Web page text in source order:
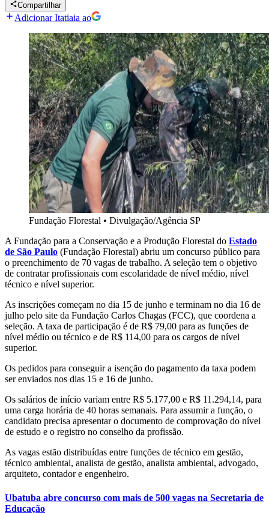
Compartilhar
Adicionar Itatiaia ao
Fundação Florestal • Divulgação/Agência SP
A Fundação para a Conservação e a Produção Florestal do Estado
de São Paulo (Fundação Florestal) abriu um concurso público para
o preenchimento de 70 vagas de trabalho. A seleção tem o objetivo
de contratar profissionais com escolaridade de nível médio, nível
técnico e nível superior.
As inscrições começam no dia 15 de junho e terminam no dia 16 de
julho pelo site da Fundação Carlos Chagas (FCC), que coordena a
seleção. A taxa de participação é de R$ 79,00 para as funções de
nível médio ou técnico e de R$ 114,00 para os cargos de nível
superior.
Os pedidos para conseguir a isenção do pagamento da taxa podem
ser enviados nos dias 15 e 16 de junho.
Os salários de início variam entre R$ 5.177,00 e R$ 11.294,14, para
uma carga horária de 40 horas semanais. Para assumir a função, o
candidato precisa apresentar o documento de comprovação do nível
de estudo e o registro no conselho da profissão.
As vagas estão distribuídas entre funções de técnico em gestão,
técnico ambiental, analista de gestão, analista ambiental, advogado,
arquiteto, contador e engenheiro.
Ubatuba abre concurso com mais de 500 vagas na Secretaria de
Educação